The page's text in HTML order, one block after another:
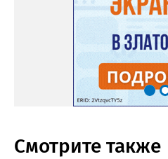
Смотрите также